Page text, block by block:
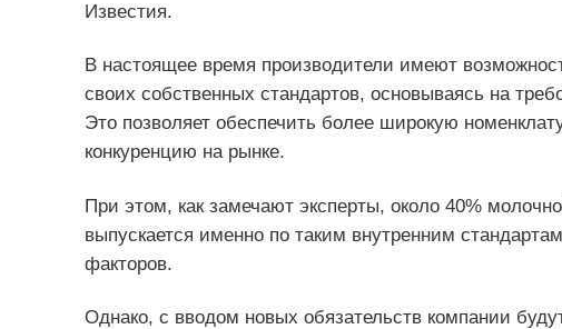
Известия.
В настоящее время производители имеют
своих собственных стандартов, основываясь на
Это позволяет обеспечить более широкую
конкуренцию на рынке.
При этом, как замечают эксперты, около 40%
выпускается именно по таким внутренним
факторов.
Однако, с вводом новых обязательств компании